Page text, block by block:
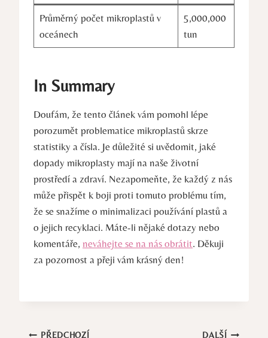
Průměrný počet mikroplastů v
oceánech
5,000,000
tun
In Summary
Doufám, že tento článek vám pomohl lépe
porozumět problematice mikroplastů skrze
statistiky a čísla. Je důležité si uvědomit, jaké
dopady mikroplasty mají na naše životní
prostředí a zdraví. Nezapomeňte, že každý z nás
může přispět k boji proti tomuto problému tím,
že se snažíme o minimalizaci používání plastů a
o jejich recyklaci. Máte-li nějaké dotazy nebo
komentáře, neváhejte se na nás obrátit. Děkuji
za pozornost a přeji vám krásný den!
PŘEDCHOZÍ DALŠÍ